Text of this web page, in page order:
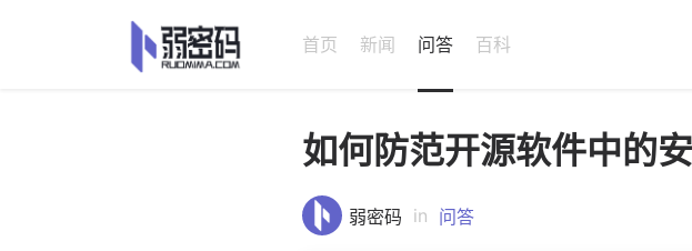
首页 新闻 问答 百科
如何防范开源软件中的
弱密码 in 问答